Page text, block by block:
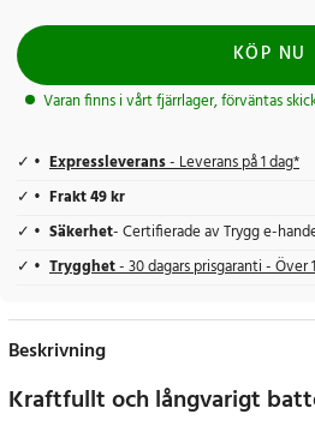
KÖP NU
Varan finns i vårt fjärrlager, förväntas
Expressleverans- Leverans på 1 dag*
Frakt 49 kr
Säkerhet- Certifierade av Trygg e-
Trygghet- 30 dagars prisgaranti -
Beskrivning
Kraftfullt och långvarigt